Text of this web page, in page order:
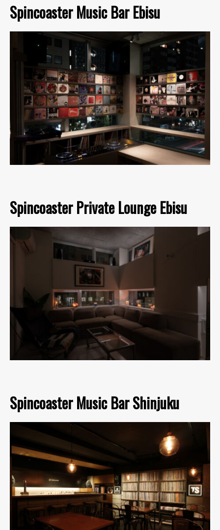
Spincoaster Music Bar Ebisu
Spincoaster Private Lounge Ebisu
Spincoaster Music Bar Shinjuku